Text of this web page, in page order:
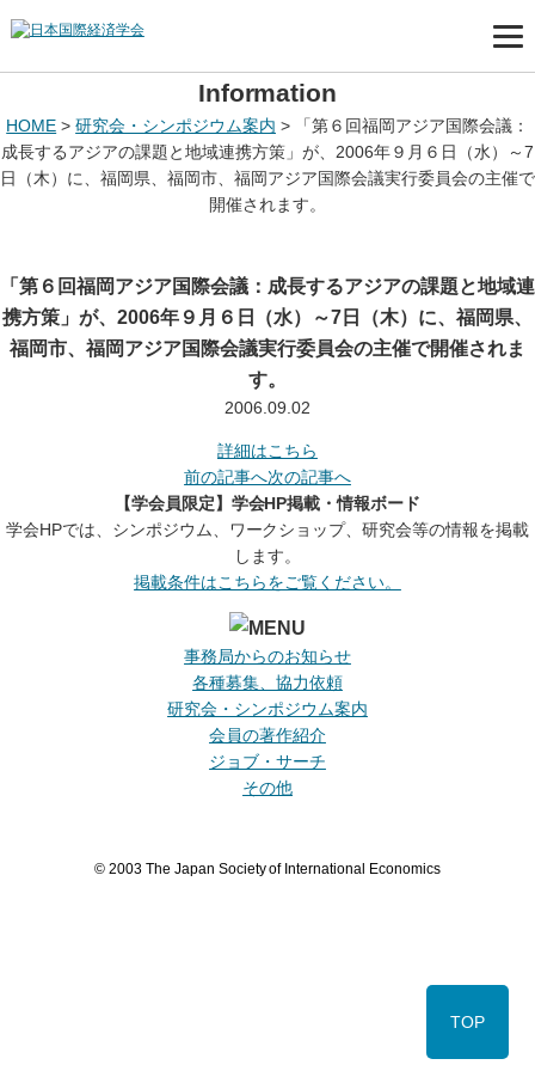
Information
HOME >研究会・シンポジウム案内 >
「第６回福岡アジア国際会議：
成長するアジアの課題と地域連携方策」が、2006年９月６日（水）～7
日（木）に、福岡県、福岡市、福岡アジア国際会議実行委員会の主催で
開催されます。
「第６回福岡アジア国際会議：成長するアジアの課題と地域連
携方策」が、2006年９月６日（水）～7日（木）に、福岡県、
福岡市、福岡アジア国際会議実行委員会の主催で開催されま
す。
2006.09.02
詳細はこちら
前の記事へ次の記事へ
【学会員限定】学会HP掲載・情報ボード
学会HPでは、シンポジウム、ワークショップ、研究会等の情報を掲載
します。
掲載条件はこちらをご覧ください。
事務局からのお知らせ
各種募集、協力依頼
研究会・シンポジウム案内
会員の著作紹介
ジョブ・サーチ
その他
TOP
© 2003 The Japan Society of International Economics